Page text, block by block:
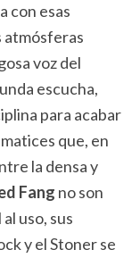
con esas
atmósferas
voz del
escucha,
para acabar
que, en
la densa y
Fang no son
uso, sus
y el Stoner se